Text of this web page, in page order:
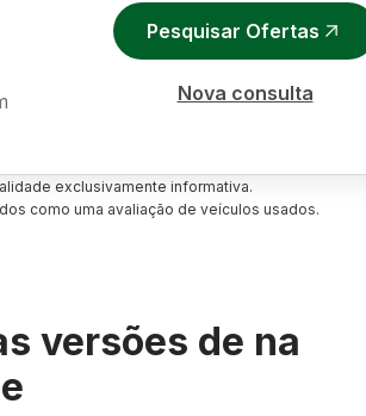
Pesquisar Ofertas
Nova consulta
exclusivamente informativa.
como uma avaliação de veículos usados.
versões de na